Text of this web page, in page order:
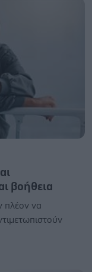
βοήθεια
πλέον να